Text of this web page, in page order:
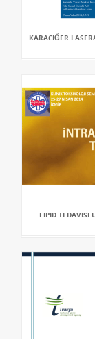
KARACIĞER
LIPID TEDAVISI